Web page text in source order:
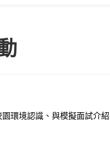
環境認識、與模擬面試介紹